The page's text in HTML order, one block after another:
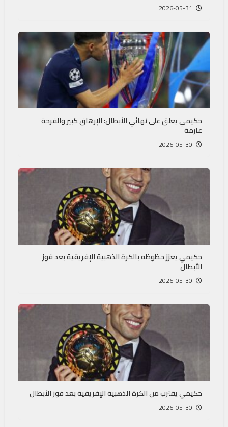
حكيمي يعلق على نهائي الأبطال: الإرهاق كبير والفرحة
عارمة
حكيمي يعزز حظوظه بالكرة الذهبية الإفريقية بعد فوز
الأبطال
حكيمي يقترب من الكرة الذهبية الإفريقية بعد فوز الأبطال